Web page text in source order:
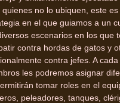
quienes no lo ubiquen, este
en el que guiamos a un
escenarios en los que
contra hordas de gatos y
contra jefes. A
les podremos asignar
tomar roles en el
peleadores, tanques,